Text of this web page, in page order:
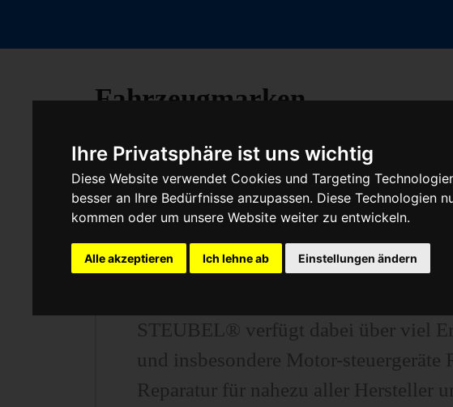
Ihre Privatsphäre ist uns wichtig
Diese Website verwendet Cookies und Targeting
besser an Ihre Bedürfnisse anzupassen. Diese Technologien
kommen oder um unsere Website weiter zu entwickeln.
Alle akzeptieren Ich lehne ab Einstellungen ändern
Fahrzeugmarken
Baumaschine Turbolader
Unser Betrieb steht für
STEUBEL® verfügt dabei über viel
und insbesondere Motor-
Reparatur für nahezu aller Hersteller